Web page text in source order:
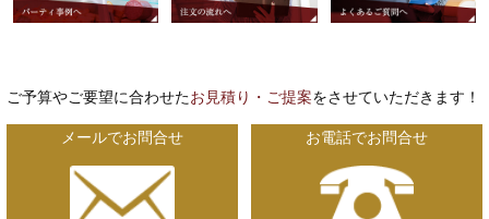
ご予算やご要望に合わせたお見積り・ご提案をさせていただきます！
メールでお問合せ お電話でお問合せ